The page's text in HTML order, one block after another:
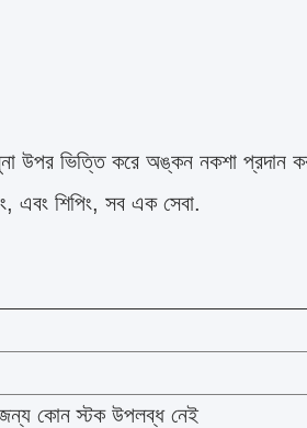
উপর ভিত্তি করে অঙ্কন নকশা প্রদান
এবং শিপিং, সব এক সেবা.
জন্য কোন স্টক উপলব্ধ নেই